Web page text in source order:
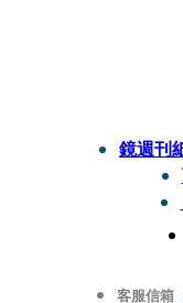
鏡週刊
客服信箱